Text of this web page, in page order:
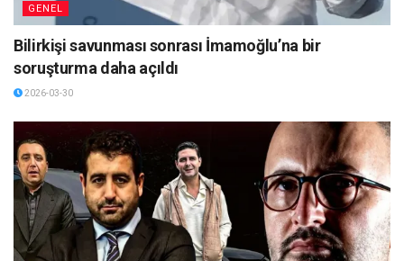
GENEL
Bilirkişi savunması sonrası İmamoğlu’na bir
soruşturma daha açıldı
2026-03-30